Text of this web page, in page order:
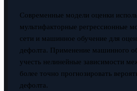
Современные модели оценки
мультифакторные регрессионные
сети и машинное обучение для
дефолта. Применение машинного
учесть нелинейные зависимости
более точно прогнозировать
дефолта.